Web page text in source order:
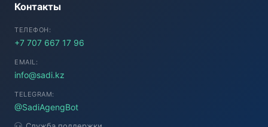
Контакты
ТЕЛЕФОН:
+7 707 667 17 96
EMAIL:
info@sadi.kz
TELEGRAM:
@SadiAgengBot